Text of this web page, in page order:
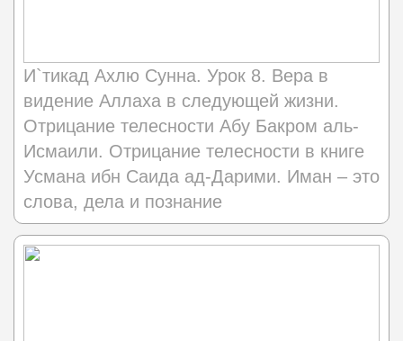
И`тикад Ахлю Сунна. Урок 8. Вера в
видение Аллаха в следующей жизни.
Отрицание телесности Абу Бакром аль-
Исмаили. Отрицание телесности в книге
Усмана ибн Саида ад-Дарими. Иман – это
слова, дела и познание